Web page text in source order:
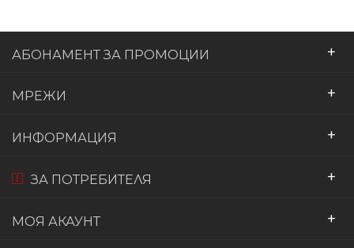
АБОНАМЕНТ ЗА ПРОМОЦИИ +
МРЕЖИ +
ИНФОРМАЦИЯ +
ЗА ПОТРЕБИТЕЛЯ +
МОЯ АКАУНТ +